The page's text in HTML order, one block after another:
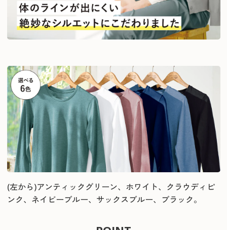
(左から)アンティックグリーン、ホワイト、クラウディピ
ンク、ネイビーブルー、サックスブルー、ブラック。